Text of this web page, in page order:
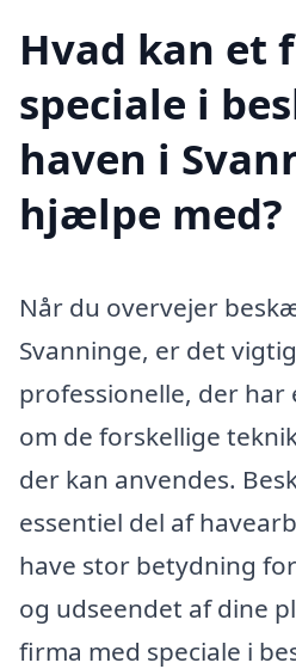
Hvad kan et
speciale i
haven i
hjælpe med?
Når du overvejer
Svanninge, er det
professionelle, der
om de forskellige
der kan anvendes.
essentiel del af
have stor betydning
og udseendet af dine
firma med speciale i